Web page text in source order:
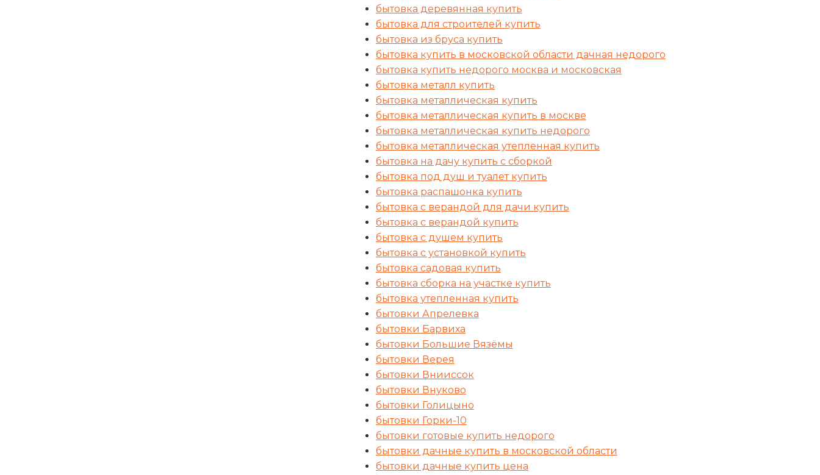
бытовка деревянная купить
бытовка для строителей купить
бытовка из бруса купить
бытовка купить в московской области дачная недорого
бытовка купить недорого москва и московская
бытовка металл купить
бытовка металлическая купить
бытовка металлическая купить в москве
бытовка металлическая купить недорого
бытовка металлическая утепленная купить
бытовка на дачу купить с сборкой
бытовка под душ и туалет купить
бытовка распашонка купить
бытовка с верандой для дачи купить
бытовка с верандой купить
бытовка с душем купить
бытовка с установкой купить
бытовка садовая купить
бытовка сборка на участке купить
бытовка утепленная купить
бытовки Апрелевка
бытовки Барвиха
бытовки Большие Вязёмы
бытовки Верея
бытовки Внииссок
бытовки Внуково
бытовки Голицыно
бытовки Горки-10
бытовки готовые купить недорого
бытовки дачные купить в московской области
бытовки дачные купить цена